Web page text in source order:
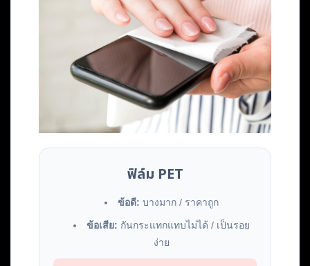
ฟิล์ม PET
ข้อดี: บางมาก / ราคาถูก
ข้อเสีย: กันกระแทกแทบไม่ได้ / เป็นรอย
ง่าย